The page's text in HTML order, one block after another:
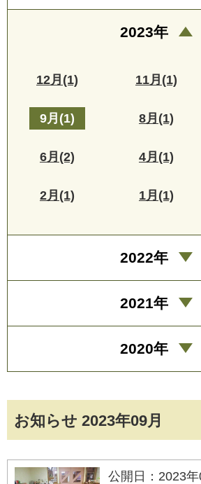
お知らせ 2023年09月
公開日：2023年
2023年
12月(1) 11月(1)
9月(1) 8月(1)
6月(2) 4月(1)
2月(1) 1月(1)
2022年
2021年
2020年